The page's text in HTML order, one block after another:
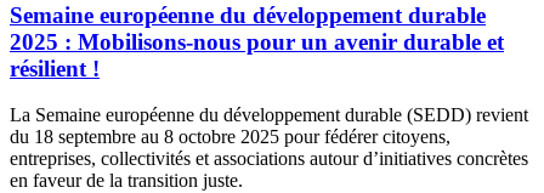
Semaine européenne du développement durable
2025 : Mobilisons-nous pour un avenir durable et
résilient !
La Semaine européenne du développement durable (SEDD) revient
du 18 septembre au 8 octobre 2025 pour fédérer citoyens,
entreprises, collectivités et associations autour d’initiatives concrètes
en faveur de la transition juste.